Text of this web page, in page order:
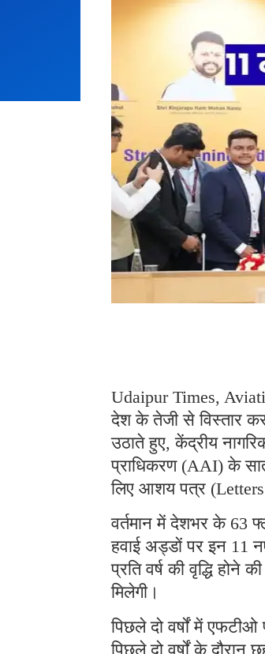
Udaipur Times,
देश के तेजी से विस्तार
उठाते हुए, केंद्रीय
प्राधिकरण (AAI) के
लिए आशय पत्र
वर्तमान में देशभर के 63
हवाई अड्डों पर इन 11
प्रति वर्ष की वृद्धि होने
मिलेगी।
पिछले दो वर्षों में
पिछले दो वर्षों के